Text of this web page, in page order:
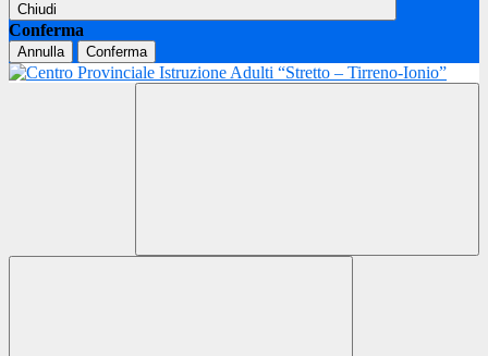
Chiudi
Conferma
Annulla Conferma